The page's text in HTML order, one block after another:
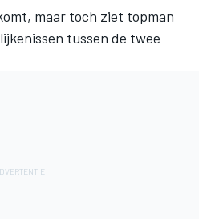
maar toch ziet topman
tussen de twee